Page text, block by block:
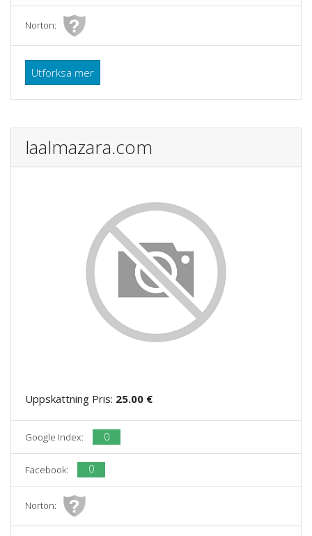
Norton:
Utforksa mer
laalmazara.com
Uppskattning Pris: 25.00 €
Google Index: 0
Facebook: 0
Norton: